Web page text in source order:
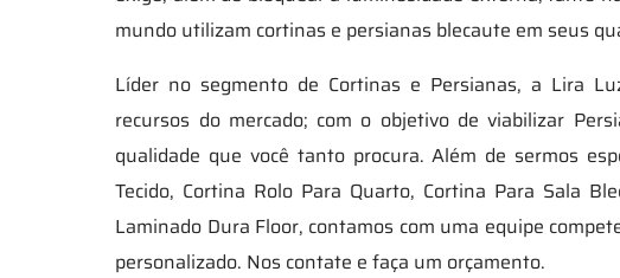
mundo utilizam cortinas e persianas blecaute em seus
Líder no segmento de Cortinas e Persianas, a Lira
recursos do mercado; com o objetivo de viabilizar
qualidade que você tanto procura. Além de sermos
Tecido, Cortina Rolo Para Quarto, Cortina Para Sala
Laminado Dura Floor, contamos com uma equipe
personalizado. Nos contate e faça um orçamento.